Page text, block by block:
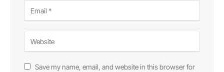
Save my name, email, and website in this browser for